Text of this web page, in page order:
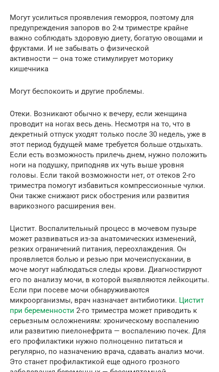
Могут усилиться проявления геморроя, поэтому для
предупреждения запоров во 2-м триместре крайне
важно соблюдать здоровую диету, богатую овощами и
фруктами. И не забывать о физической
активности — она тоже стимулирует моторику
кишечника
Могут беспокоить и другие проблемы.
Отеки. Возникают обычно к вечеру, если женщина
проводит на ногах весь день. Несмотря на то, что в
декретный отпуск уходят только после 30 недель, уже в
этот период будущей маме требуется больше отдыхать.
Если есть возможность прилечь днем, нужно положить
ноги на подушку, приподняв их чуть выше уровня
головы. Если такой возможности нет, от отеков 2-го
триместра помогут избавиться компрессионные чулки.
Они также снижают риск обострения или развития
варикозного расширения вен.
Цистит. Воспалительный процесс в мочевом пузыре
может развиваться из-за анатомических изменений,
резких ограничений питания, переохлаждения. Он
проявляется болью и резью при мочеиспускании, в
моче могут наблюдаться следы крови. Диагностируют
его по анализу мочи, в которой выявляются лейкоциты.
Если при посеве мочи обнаруживаются
микроорганизмы, врач назначает антибиотики. Цистит
при беременности 2-го триместра может приводить к
серьезным осложнениям: хроническому воспалению
или развитию пиелонефрита — воспалению почек. Для
его профилактики нужно полноценно питаться и
регулярно, по назначению врача, сдавать анализ мочи.
Это станет профилактикой еще одного грозного